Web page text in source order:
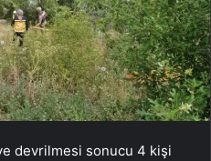
devrilmesi sonucu 4 kişi